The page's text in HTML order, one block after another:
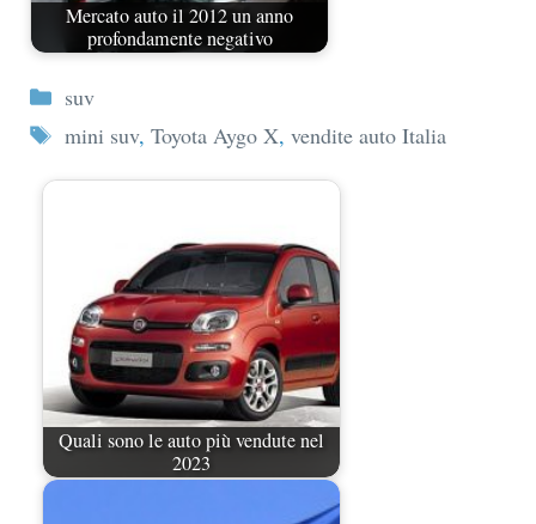
Mercato auto il 2012 un anno
profondamente negativo
Categorie
suv
Tag
mini suv, Toyota Aygo X, vendite auto Italia
Quali sono le auto più vendute nel
2023